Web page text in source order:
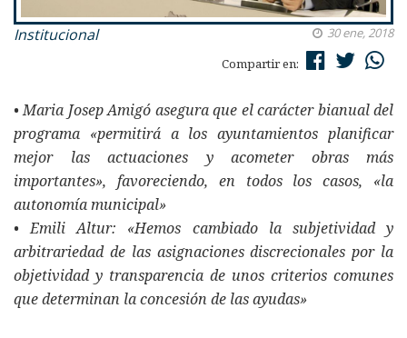
Institucional
30 ene, 2018
Compartir en:
• Maria Josep Amigó asegura que el carácter bianual del
programa «permitirá a los ayuntamientos planificar
mejor las actuaciones y acometer obras más
importantes», favoreciendo, en todos los casos, «la
autonomía municipal»
• Emili Altur: «Hemos cambiado la subjetividad y
arbitrariedad de las asignaciones discrecionales por la
objetividad y transparencia de unos criterios comunes
que determinan la concesión de las ayudas»